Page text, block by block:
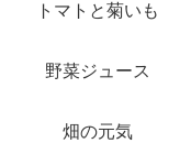
トマトと菊いも
野菜ジュース
畑の元気